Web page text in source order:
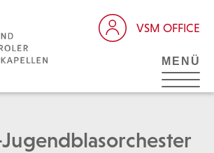
VSM OFFICE
MENÜ